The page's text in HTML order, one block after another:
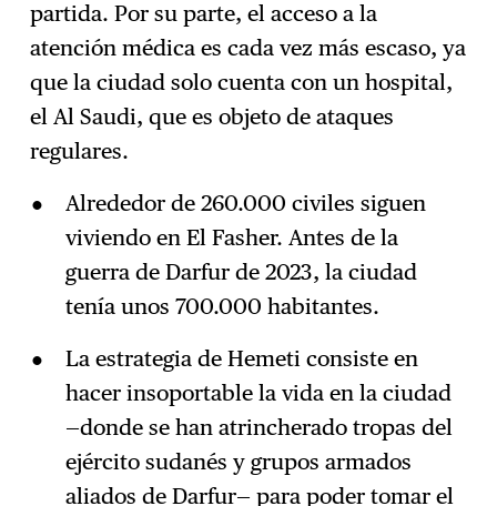
partida. Por su parte, el acceso a la
atención médica es cada vez más escaso, ya
que la ciudad solo cuenta con un hospital,
el Al Saudi, que es objeto de ataques
regulares.
Alrededor de 260.000 civiles siguen
viviendo en El Fasher. Antes de la
guerra de Darfur de 2023, la ciudad
tenía unos 700.000 habitantes.
La estrategia de Hemeti consiste en
hacer insoportable la vida en la ciudad
—donde se han atrincherado tropas del
ejército sudanés y grupos armados
aliados de Darfur— para poder tomar el